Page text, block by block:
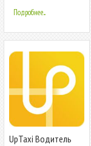
Подробнее...
UpTaxi Водитель